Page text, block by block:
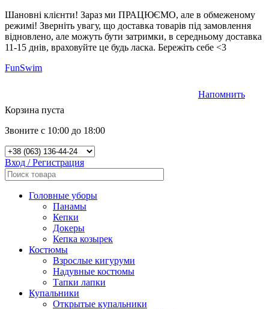
Шановні клієнти! Зараз ми ПРАЦЮЄМО, але в обмеженому
режимі! Зверніть увагу, що доставка товарів під замовлення
відновлено, але можуть бути затримки, в середньому доставка
11-15 днів, враховуйте це будь ласка. Бережіть себе <3
FunSwim
Корзина пуста
Звоните с 10:00 до 18:00
Вход / Регистрация
Головные уборы
Панамы
Кепки
Докеры
Кепка козырек
Костюмы
Взрослые кигуруми
Надувные костюмы
Тапки лапки
Купальники
Открытые купальники
Напомнить